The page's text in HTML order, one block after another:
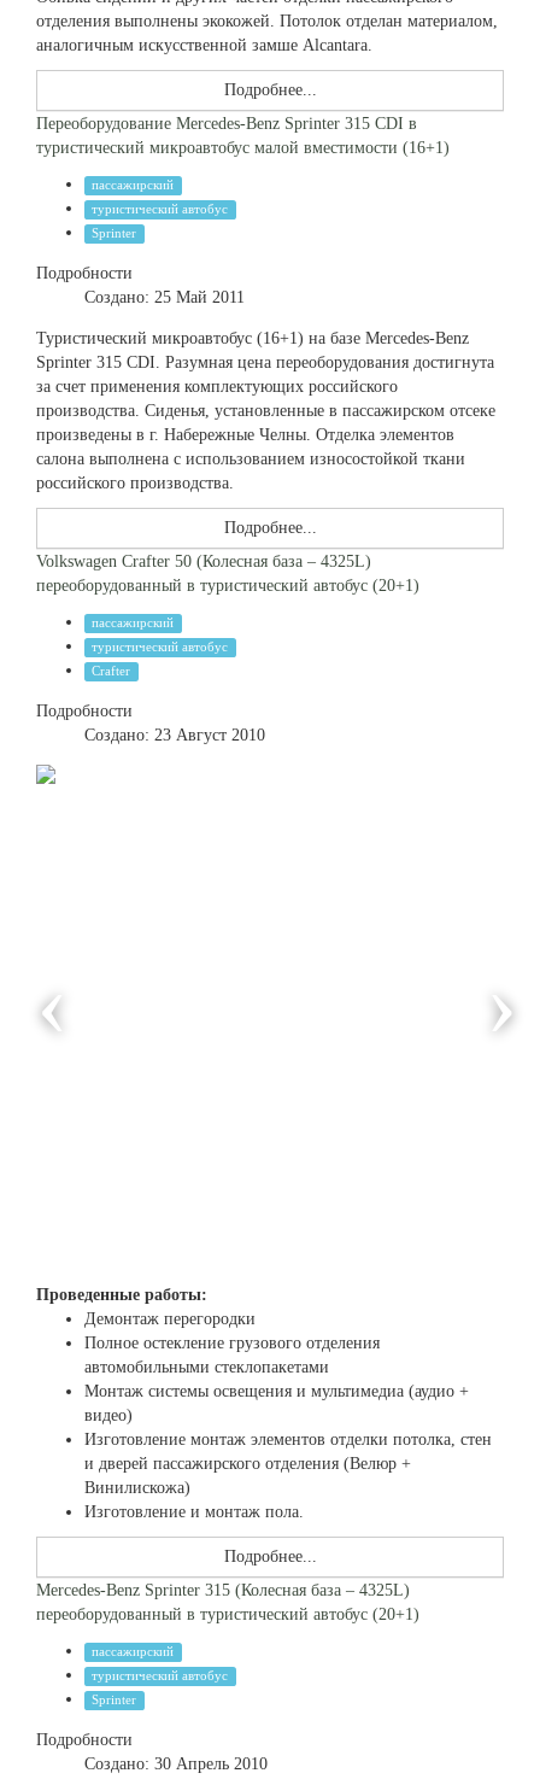
отделения выполнены экокожей. Потолок отделан материалом,
аналогичным искусственной замше Alcantara.
Подробнее...
Переоборудование Mercedes-Benz Sprinter 315 CDI в
туристический микроавтобус малой вместимости (16+1)
пассажирский
туристический автобус
Sprinter
Подробности
Создано: 25 Май 2011
Туристический микроавтобус (16+1) на базе Mercedes-Benz
Sprinter 315 CDI. Разумная цена переоборудования достигнута
за счет применения комплектующих российского
производства. Сиденья, установленные в пассажирском отсеке
произведены в г. Набережные Челны. Отделка элементов
салона выполнена с использованием износостойкой ткани
российского производства.
Подробнее...
Volkswagen Crafter 50 (Колесная база – 4325L)
переоборудованный в туристический автобус (20+1)
пассажирский
туристический автобус
Crafter
Подробности
Создано: 23 Август 2010
‹ ›
Проведенные работы:
Демонтаж перегородки
Полное остекление грузового отделения
автомобильными стеклопакетами
Монтаж системы освещения и мультимедиа (аудио +
видео)
Изготовление монтаж элементов отделки потолка, стен
и дверей пассажирского отделения (Велюр +
Винилискожа)
Изготовление и монтаж пола.
Подробнее...
Mercedes-Benz Sprinter 315 (Колесная база – 4325L)
переоборудованный в туристический автобус (20+1)
пассажирский
туристический автобус
Sprinter
Подробности
Создано: 30 Апрель 2010